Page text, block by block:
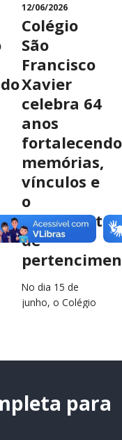
12/06/2026
Colégio
São
Francisco
Xavier
celebra 64
anos
fortalecendo
memórias,
vínculos e
o
sentimento
de
No dia 15 de
junho, o Colégio
de história,
transformação
de…
para